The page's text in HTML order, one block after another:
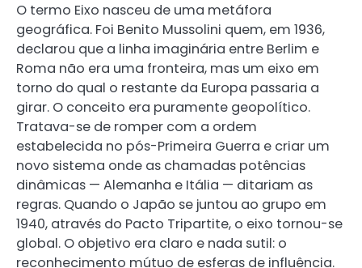
O termo Eixo nasceu de uma metáfora
geográfica. Foi Benito Mussolini quem, em 1936,
declarou que a linha imaginária entre Berlim e
Roma não era uma fronteira, mas um eixo em
torno do qual o restante da Europa passaria a
girar. O conceito era puramente geopolítico.
Tratava-se de romper com a ordem
estabelecida no pós-Primeira Guerra e criar um
novo sistema onde as chamadas potências
dinâmicas — Alemanha e Itália — ditariam as
regras. Quando o Japão se juntou ao grupo em
1940, através do Pacto Tripartite, o eixo tornou-se
global. O objetivo era claro e nada sutil: o
reconhecimento mútuo de esferas de influência.